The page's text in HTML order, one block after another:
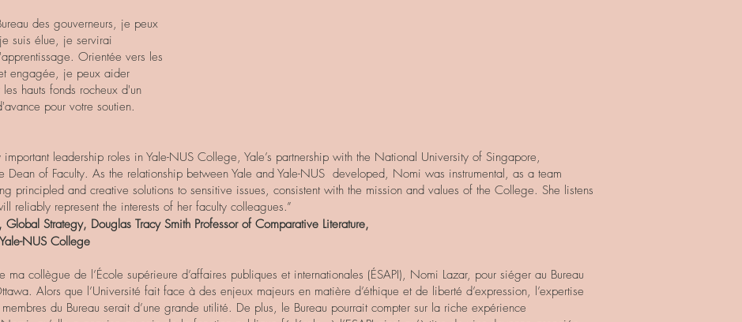
des gouverneurs, je peux
suis élue, je servirai
Orientée vers les
engagée, je peux aider
hauts fonds rocheux d'un
pour votre soutien.
leadership roles in Yale-NUS College, Yale’s partnership with the National University of Singapore,
of Faculty. As the relationship between Yale and Yale-NUS developed, Nomi was instrumental, as a team
principled and creative solutions to sensitive issues, consistent with the mission and values of the College. She listens
reliably represent the interests of her faculty colleagues.”
Global Strategy, Douglas Tracy Smith Professor of Comparative Literature,
NUS College
ma collègue de l’École supérieure d’affaires publiques et internationales (ÉSAPI), Nomi Lazar, pour siéger au Bureau
Alors que l’Université fait face à des enjeux majeurs en matière d’éthique et de liberté d’expression, l’expertise
du Bureau serait d’une grande utilité. De plus, le Bureau pourrait compter sur la riche expérience